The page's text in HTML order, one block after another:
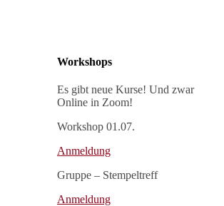
Workshops
Es gibt neue Kurse! Und zwar
Online in Zoom!
Workshop 01.07.
Anmeldung
Gruppe – Stempeltreff
Anmeldung